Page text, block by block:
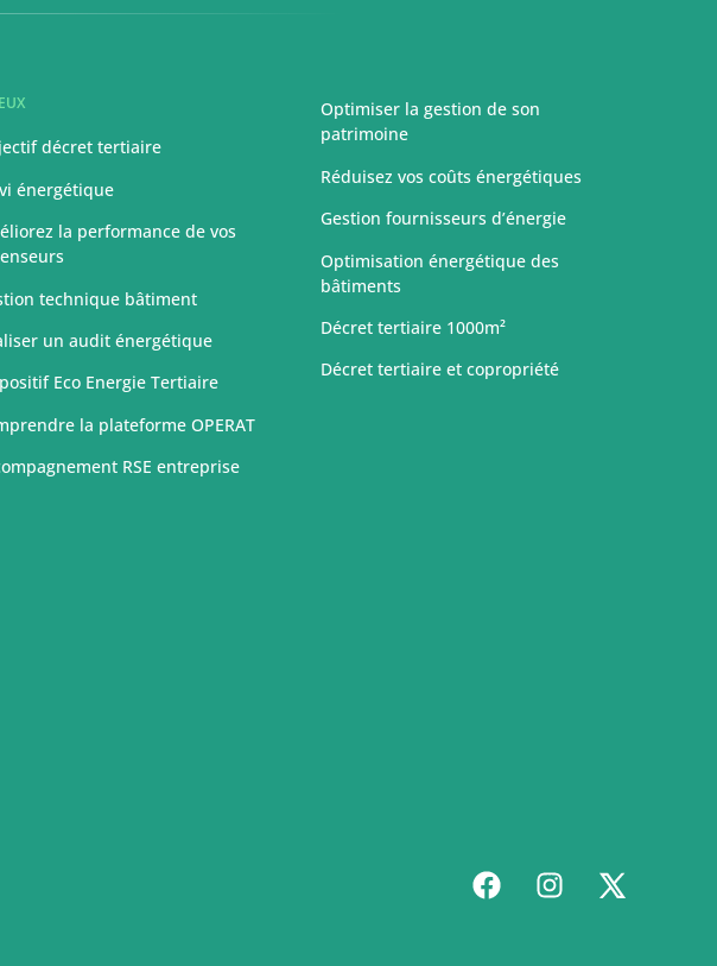
décret tertiaire
énergétique
la performance de vos
technique bâtiment
un audit énergétique
Eco Energie Tertiaire
la plateforme OPERAT
RSE entreprise
Optimiser la gestion de son
patrimoine
Réduisez vos coûts énergétiques
Gestion fournisseurs d’énergie
Optimisation énergétique des
bâtiments
Décret tertiaire 1000m²
Décret tertiaire et copropriété